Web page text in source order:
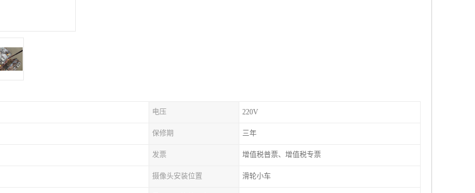
电压 220V
保修期 三年
发票 增值税普票、增值税专票
摄像头安装位置 滑轮小车